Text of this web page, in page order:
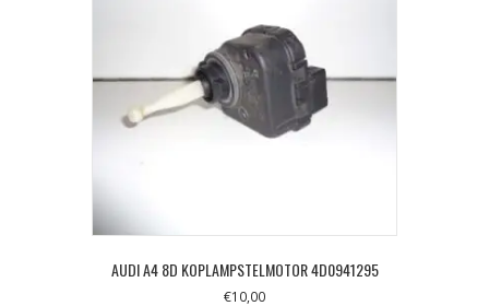
AUDI A4 8D KOPLAMPSTELMOTOR 4D0941295
€10,00